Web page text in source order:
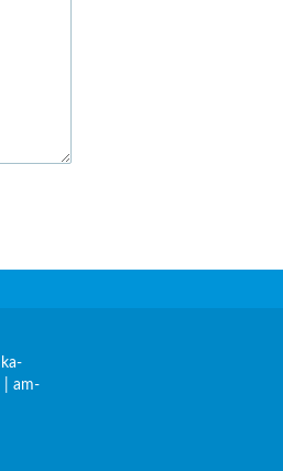
ka-
am-